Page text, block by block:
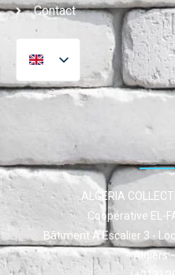
Contact
ALGERIA
Coopérative EL-
Bâtiment A Escalier 3 -
Algiers -